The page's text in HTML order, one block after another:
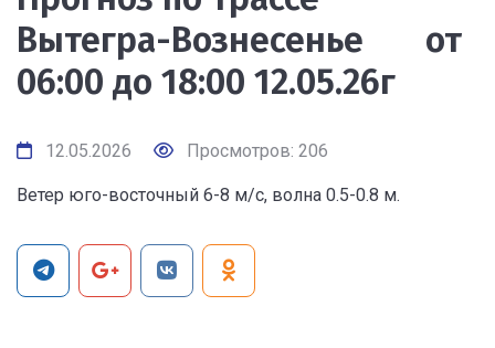
Вытегра-Вознесенье от
06:00 до 18:00 12.05.26г
12.05.2026 Просмотров: 206
Ветер юго-восточный 6-8 м/с, волна 0.5-0.8 м.